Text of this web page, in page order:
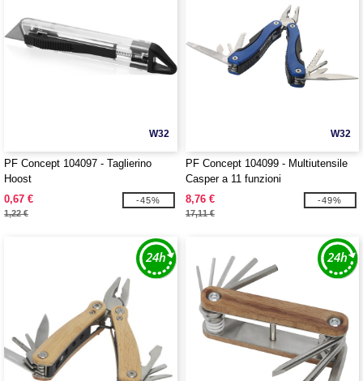
W32
PF Concept 104097 - Taglierino
Hoost
0,67 €
1,22 €
-45%
W32
PF Concept 104099 - Multiutensile
Casper a 11 funzioni
8,76 €
17,11 €
-49%